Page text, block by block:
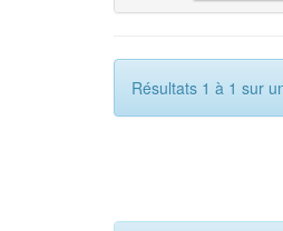
Résultats 1 à 1 sur